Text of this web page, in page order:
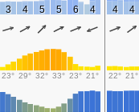
3 4 5 5 6 4 4 4
23° 29° 32° 33° 23° 21° 22° 21°